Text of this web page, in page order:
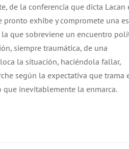
de la conferencia que dicta Lacan
pronto exhibe y compromete una
que sobreviene un encuentro
siempre traumática, de una
la situación, haciéndola fallar,
según la expectativa que trama
inevitablemente la enmarca.